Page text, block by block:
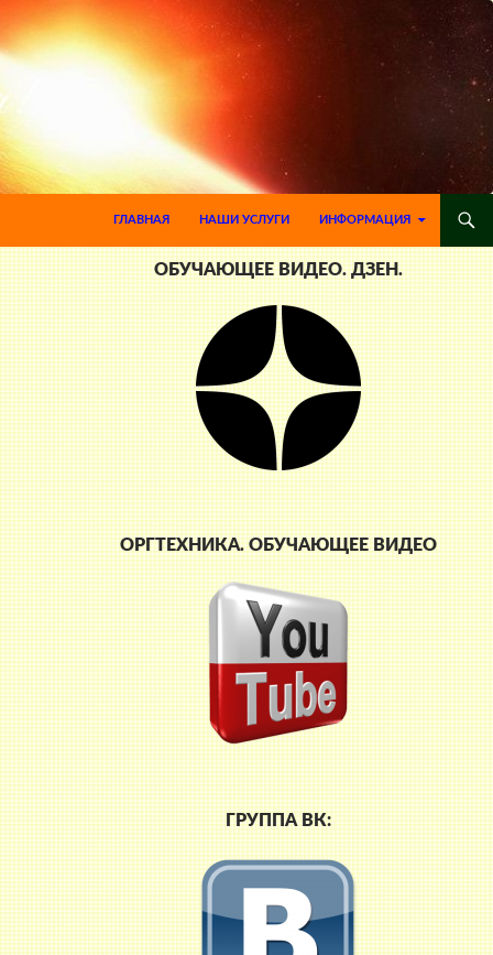
ГЛАВНАЯ
НАШИ УСЛУГИ ИНФОРМАЦИЯ
ОБУЧАЮЩЕЕ ВИДЕО. ДЗЕН.
ОРГТЕХНИКА. ОБУЧАЮЩЕЕ ВИДЕО
ГРУППА ВК: